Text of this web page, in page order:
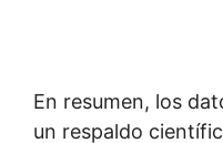
En resumen, los
un respaldo